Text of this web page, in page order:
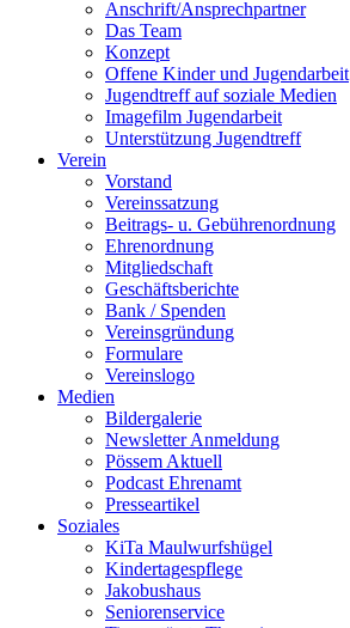
Anschrift/Ansprechpartner
Das Team
Konzept
Offene Kinder und Jugendarbeit
Jugendtreff auf soziale Medien
Imagefilm Jugendarbeit
Unterstützung Jugendtreff
Verein
Vorstand
Vereinssatzung
Beitrags- u. Gebührenordnung
Ehrenordnung
Mitgliedschaft
Geschäftsberichte
Bank / Spenden
Vereinsgründung
Formulare
Vereinslogo
Medien
Bildergalerie
Newsletter Anmeldung
Pössem Aktuell
Podcast Ehrenamt
Presseartikel
Soziales
KiTa Maulwurfshügel
Kindertagespflege
Jakobushaus
Seniorenservice